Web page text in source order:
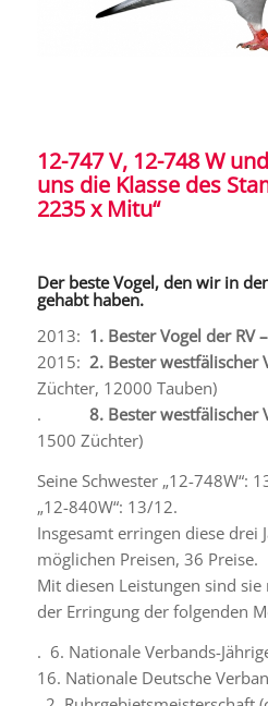
12-747 V, 12-748 W
uns die Klasse des
2235 x Mitu“
Der beste Vogel, den wir in
gehabt haben.
2013: 1. Bester Vogel der RV
2015: 2. Bester westfälischer
Züchter, 12000 Tauben)
.
8. Bester westfälischer
1500 Züchter)
Seine Schwester „12-748W“:
„12-840W“: 13/12.
Insgesamt erringen diese drei
möglichen Preisen, 36 Preise.
Mit diesen Leistungen sind
der Erringung der folgenden
. 6. Nationale Verbands-
16. Nationale Deutsche